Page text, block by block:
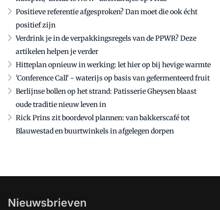
Positieve referentie afgesproken? Dan moet die ook écht
positief zijn
Verdrink je in de verpakkingsregels van de PPWR? Deze
artikelen helpen je verder
Hitteplan opnieuw in werking: let hier op bij hevige warmte
'Conference Call' - waterijs op basis van gefermenteerd fruit
Berlijnse bollen op het strand: Patisserie Gheysen blaast
oude traditie nieuw leven in
Rick Prins zit boordevol plannen: van bakkerscafé tot
Blauwestad en buurtwinkels in afgelegen dorpen
Nieuwsbrieven